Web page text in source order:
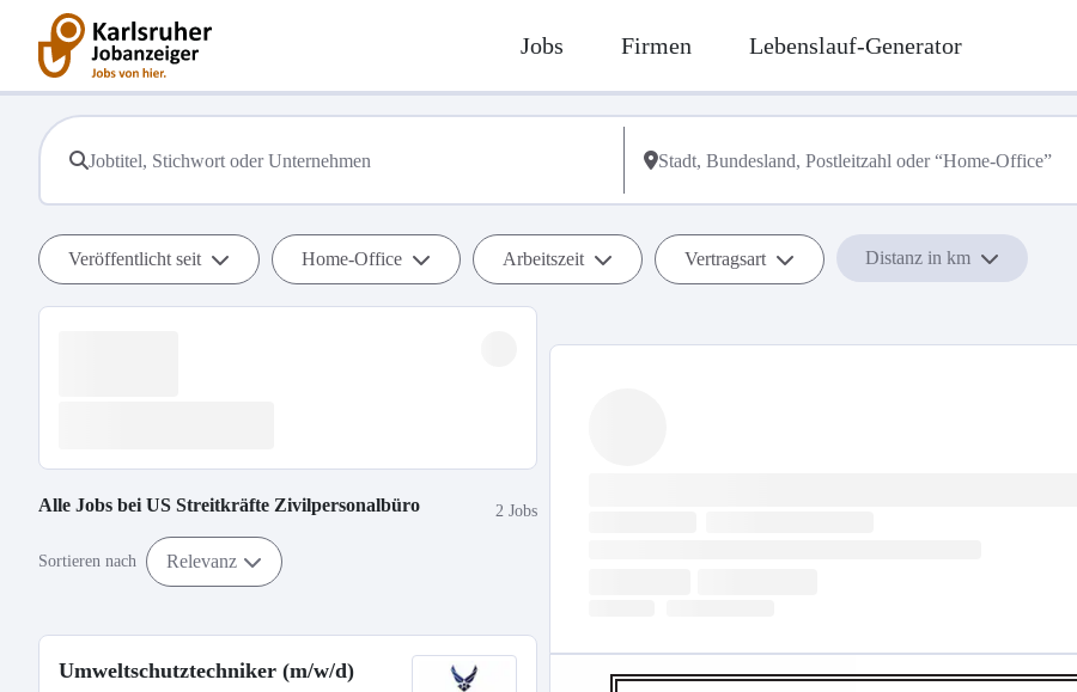
Jobs Firmen Lebenslauf-Generator
Veröffentlicht seit Home-Office Arbeitszeit Vertragsart Distanz in km
Alle Jobs bei US Streitkräfte Zivilpersonalbüro 2 Jobs
Sortieren nach Relevanz
Umweltschutztechniker (m/w/d)